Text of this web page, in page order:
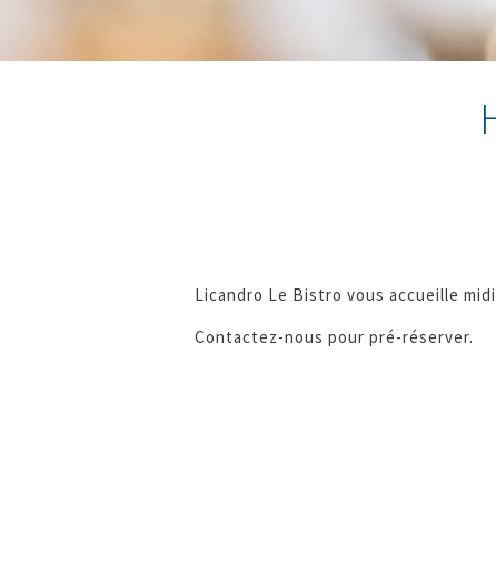
Licandro Le Bistro vous accueille
Contactez-nous pour pré-réserver.